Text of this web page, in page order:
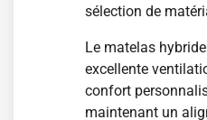
sélection de
Le matelas
excellente
confort
maintenant un